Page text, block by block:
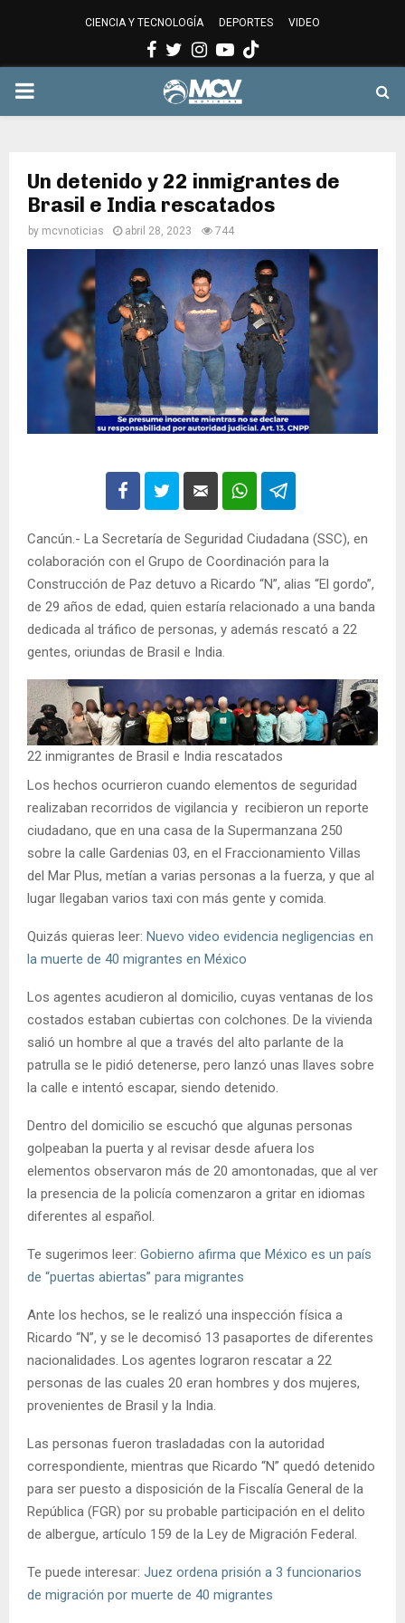
CIENCIA Y TECNOLOGÍA DEPORTES VIDEO
Facebook
Twitter
Instagram
Youtube
PRIMARY
Un detenido y 22 inmigrantes de
Brasil e India rescatados
by mcvnoticias abril 28, 2023 744
Cancún.- La Secretaría de Seguridad Ciudadana (SSC), en
colaboración con el Grupo de Coordinación para la
Construcción de Paz detuvo a Ricardo “N”, alias “El gordo”,
de 29 años de edad, quien estaría relacionado a una banda
dedicada al tráfico de personas, y además rescató a 22
gentes, oriundas de Brasil e India.
22 inmigrantes de Brasil e India rescatados
Los hechos ocurrieron cuando elementos de seguridad
realizaban recorridos de vigilancia y recibieron un reporte
ciudadano, que en una casa de la Supermanzana 250
sobre la calle Gardenias 03, en el Fraccionamiento Villas
del Mar Plus, metían a varias personas a la fuerza, y que al
lugar llegaban varios taxi con más gente y comida.
Quizás quieras leer: Nuevo video evidencia negligencias en
la muerte de 40 migrantes en México
Los agentes acudieron al domicilio, cuyas ventanas de los
costados estaban cubiertas con colchones. De la vivienda
salió un hombre al que a través del alto parlante de la
patrulla se le pidió detenerse, pero lanzó unas llaves sobre
la calle e intentó escapar, siendo detenido.
Dentro del domicilio se escuchó que algunas personas
golpeaban la puerta y al revisar desde afuera los
elementos observaron más de 20 amontonadas, que al ver
la presencia de la policía comenzaron a gritar en idiomas
diferentes al español.
Te sugerimos leer: Gobierno afirma que México es un país
de “puertas abiertas” para migrantes
Ante los hechos, se le realizó una inspección física a
Ricardo “N”, y se le decomisó 13 pasaportes de diferentes
nacionalidades. Los agentes lograron rescatar a 22
personas de las cuales 20 eran hombres y dos mujeres,
provenientes de Brasil y la India.
Las personas fueron trasladadas con la autoridad
correspondiente, mientras que Ricardo “N” quedó detenido
para ser puesto a disposición de la Fiscalía General de la
República (FGR) por su probable participación en el delito
de albergue, artículo 159 de la Ley de Migración Federal.
Te puede interesar: Juez ordena prisión a 3 funcionarios
de migración por muerte de 40 migrantes